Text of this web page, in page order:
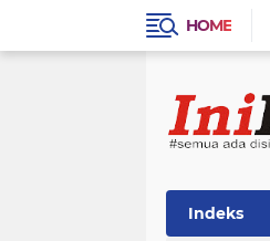
HOME
Indeks